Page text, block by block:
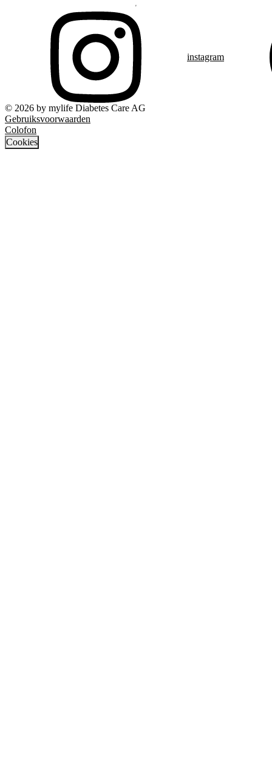
instagram
© 2026 by mylife Diabetes Care AG
Gebruiksvoorwaarden
Colofon
Cookies